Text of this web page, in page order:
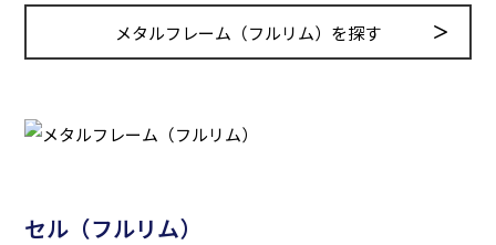
メタルフレーム（フルリム）を探す
セル（フルリム）